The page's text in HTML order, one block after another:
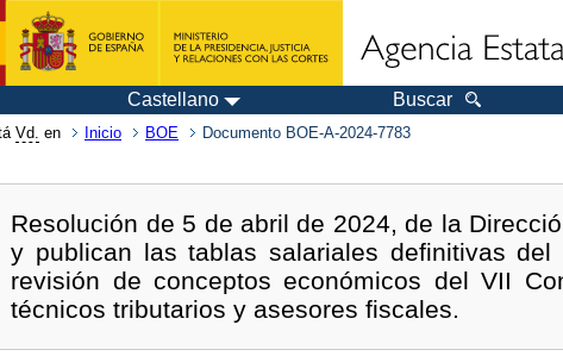
Castellano Buscar
Vd. en Inicio BOE Documento BOE-A-2024-7783
Resolución de 5 de abril de 2024, de la
y publican las tablas salariales definitivas
revisión de conceptos económicos del VII
técnicos tributarios y asesores fiscales.